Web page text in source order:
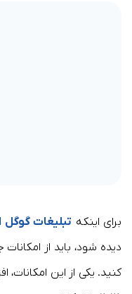
برای اینکه تبلیغات گوگل
دیده شود، باید از امکانات
کنید. یکی از این